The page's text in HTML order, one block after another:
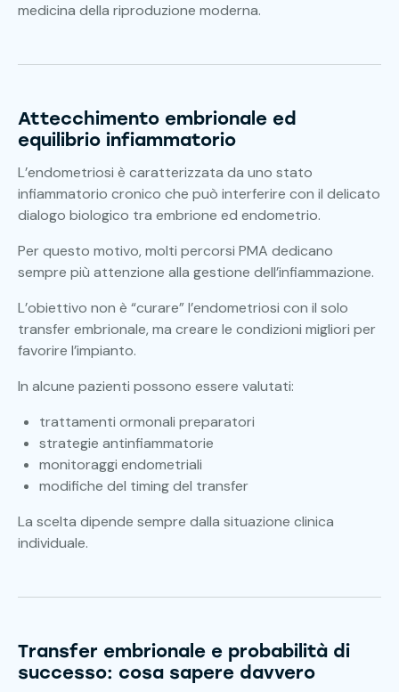
medicina della riproduzione moderna.
Attecchimento embrionale ed
equilibrio infiammatorio
L’endometriosi è caratterizzata da uno stato
infiammatorio cronico che può interferire con il delicato
dialogo biologico tra embrione ed endometrio.
Per questo motivo, molti percorsi PMA dedicano
sempre più attenzione alla gestione dell’infiammazione.
L’obiettivo non è “curare” l’endometriosi con il solo
transfer embrionale, ma creare le condizioni migliori per
favorire l’impianto.
In alcune pazienti possono essere valutati:
trattamenti ormonali preparatori
strategie antinfiammatorie
monitoraggi endometriali
modifiche del timing del transfer
La scelta dipende sempre dalla situazione clinica
individuale.
Transfer embrionale e probabilità di
successo: cosa sapere davvero